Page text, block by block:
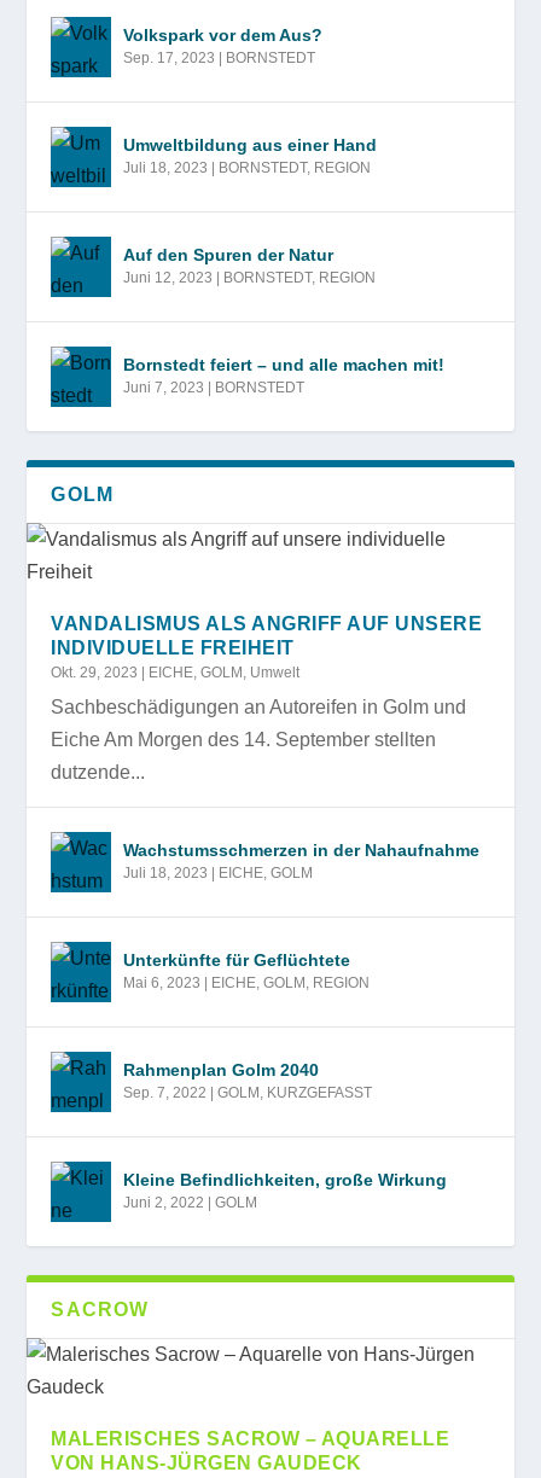
Volkspark vor dem Aus?
Sep. 17, 2023 BORNSTEDT
Umweltbildung aus einer Hand
Juli 18, 2023 BORNSTEDT, REGION
Auf den Spuren der Natur
Juni 12, 2023 BORNSTEDT, REGION
Bornstedt feiert – und alle machen mit!
Juni 7, 2023 BORNSTEDT
GOLM
VANDALISMUS ALS ANGRIFF AUF UNSERE
INDIVIDUELLE FREIHEIT
Okt. 29, 2023 EICHE,GOLM , Umwelt
Sachbeschädigungen an Autoreifen in Golm und
Eiche Am Morgen des 14. September stellten
dutzende...
Wachstumsschmerzen in der Nahaufnahme
Juli 18, 2023 EICHE,GOLM
Unterkünfte für Geflüchtete
Mai 6, 2023 EICHE,GOLM , REGION
Rahmenplan Golm 2040
Sep. 7, 2022 |GOLM , KURZGEFASST
Kleine Befindlichkeiten, große Wirkung
Juni 2, 2022 |GOLM
SACROW
MALERISCHES SACROW – AQUARELLE
VON HANS-JÜRGEN GAUDECK